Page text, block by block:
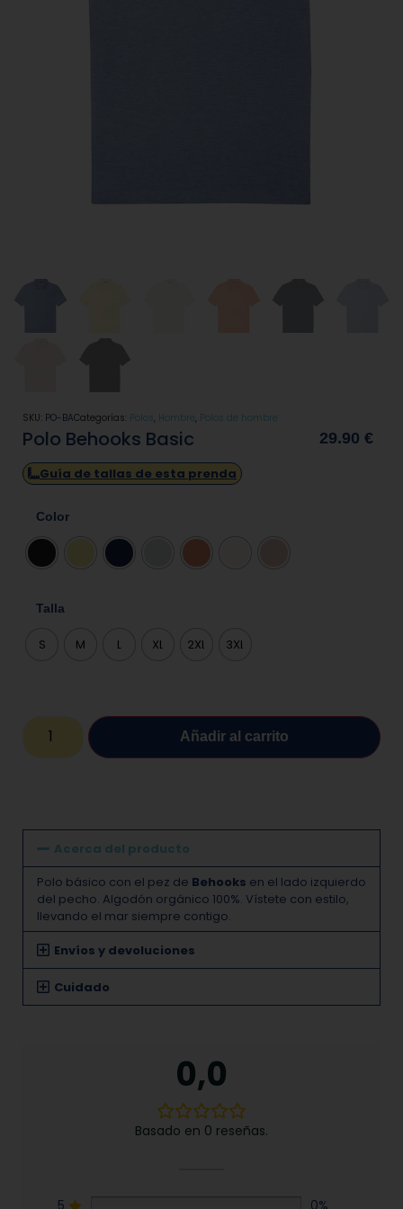
SKU: PO-BACategorías: Polos Hombre Polos de hombre
Polo Behooks Basic 29.90€
Guía de tallas de esta prenda
Color
Talla
S M L XL 2XL 3XL
Añadir al carrito
Acerca del producto
Polo básico con el pez de Behooks en el lado izquierdo
del pecho. Algodón orgánico 100%. Vístete con estilo,
llevando el mar siempre contigo.
Envíos y devoluciones
Cuidado
0,0
Basado en 0 reseñas.